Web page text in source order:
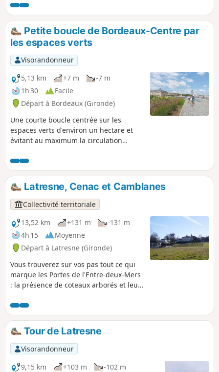
villes, le secteur Ouest est privilégié car
l'air venant de la mer est sensé être plus
sain. De ce côté de Bordeaux, les
espaces verts prennent souvent la
forme de jardins particuliers et les
parcs publics bien entretenus sont
fermés la nuit.Itinéraire faisable à vélo
en roulant doucement.
Petite boucle de Bordeaux-Centre par
les espaces verts
Visorandonneur
5,13 km
+7 m
-7 m
1h 30
Facile
Départ à Bordeaux (Gironde)
Une courte boucle centrée sur les
espaces verts d'environ un hectare et
évitant au maximum la circulation
(pas d'escaliers). Certains espaces verts,
accessibles en permanence, sont
déconseillés la nuit.Itinéraire faisable à
vélo en roulant doucement et en faisant
attention aux piétons.
Latresne, Cenac et Camblanes
Collectivité territoriale
13,52 km
+131 m
-131 m
4h 15
Moyenne
Départ à Latresne (Gironde)
Vous trouverez sur vos pas tout ce qui
marque les Portes de l'Entre-deux-Mers
: la présence de coteaux arborés et leur
celle de l'eau comme colonne vertébrale
avec la Pimpine et ses zones humides
surprenantes, les chemins creux
avançant cachés dans la lisière entre
deux parcelles de vignes. Boucle n°1 de
la Communauté de communes des
Portes de l'Entre-Deux-Mers
Tour de Latresne
Visorandonneur
9,15 km
+103 m
-102 m